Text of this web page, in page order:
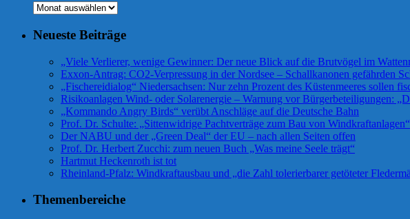
Archiv
Neueste Beiträge
„Viele Verlierer, wenige Gewinner: Der neue Blick auf die Brutvögel im
Exxon-Antrag: CO2-Verpressung in der Nordsee – Schallkanonen gefährden
„Fischereidialog“ Niedersachsen: Nur zehn Prozent des Küstenmeeres sollen
Risikoanlagen Wind- oder Solarenergie – Warnung vor Bürgerbeteiligungen:
„Kommando Angry Birds“ verübt Anschläge auf die Deutsche Bahn
Prof. Dr. Schulte: „Sittenwidrige Pachtverträge zum Bau von Windkraftanlagen“
Der NABU und der „Green Deal“ der EU – nach allen Seiten offen
Prof. Dr. Herbert Zucchi: zum neuen Buch „Was meine Seele trägt“
Hartmut Heckenroth ist tot
Rheinland-Pfalz: Windkraftausbau und „die Zahl tolerierbarer getöteter
Themenbereiche